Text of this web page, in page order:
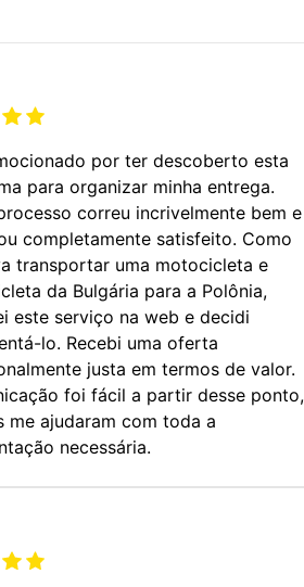
por ter descoberto esta
para organizar minha entrega.
correu incrivelmente bem e
completamente satisfeito. Como
transportar uma motocicleta e
da Bulgária para a Polônia,
este serviço na web e decidi
lo. Recebi uma oferta
justa em termos de valor.
foi fácil a partir desse ponto,
me ajudaram com toda a
necessária.